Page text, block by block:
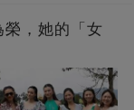
，她的「女